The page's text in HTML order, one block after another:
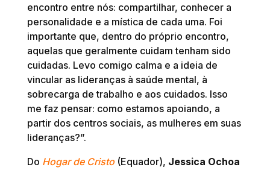
encontro entre nós: compartilhar, conhecer a
personalidade e a mística de cada uma. Foi
importante que, dentro do próprio encontro,
aquelas que geralmente cuidam tenham sido
cuidadas. Levo comigo calma e a ideia de
vincular as lideranças à saúde mental, à
sobrecarga de trabalho e aos cuidados. Isso
me faz pensar: como estamos apoiando, a
partir dos centros sociais, as mulheres em suas
lideranças?”.
Do Hogar de Cristo(Equador), Jessica Ochoa